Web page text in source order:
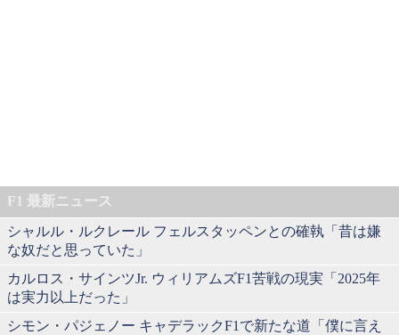
F1 最新ニュース
シャルル・ルクレール フェルスタッペンとの確執「昔は嫌
な奴だと思っていた」
カルロス・サインツJr. ウィリアムズF1苦戦の現実「2025年
は実力以上だった」
シモン・パジェノー キャデラックF1で新たな道「僕に言え